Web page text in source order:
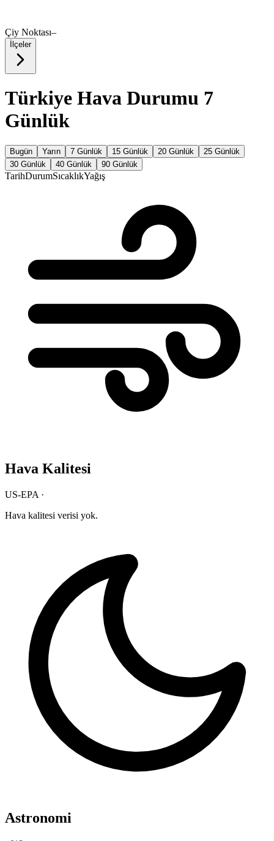
Çiy Noktası–
İlçeler
Türkiye Hava Durumu 7
Günlük
Bugün Yarın 7 Günlük 15 Günlük 20 Günlük
25 Günlük
30 Günlük
40 Günlük 90 Günlük
TarihDurumSıcaklıkYağış
Hava Kalitesi
US-EPA ·
Hava kalitesi verisi yok.
Astronomi